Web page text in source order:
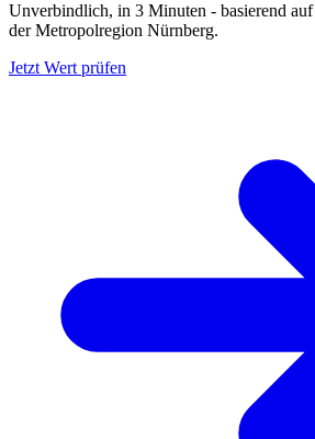
Unverbindlich, in 3 Minuten - basierend auf
der Metropolregion Nürnberg.
Jetzt Wert prüfen